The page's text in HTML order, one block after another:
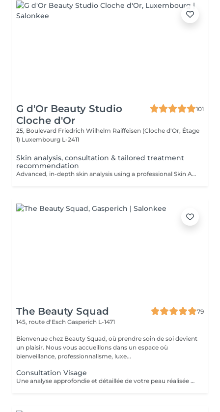
G d'Or Beauty Studio
Cloche d'Or
101
25, Boulevard Friedrich Wilhelm Raiffeisen (Cloche d'Or, Étage
1) Luxembourg L-2411
Skin analysis, consultation & tailored treatment
recommendation
Advanced, in-depth skin analysis using a professional Skin Analyzer, followed by a personalised consultation and tailored treatment recommendations.
The Beauty Squad
79
145, route d'Esch Gasperich L-1471
Bienvenue chez Beauty Squad, où prendre soin de soi devient
un plaisir. Nous vous accueillons dans un espace où
bienveillance, professionnalisme, luxe...
Consultation Visage
Une analyse approfondie et détaillée de votre peau réalisée grâce à la technologie Eve M afin de vous assurer un traitement sur mesure.